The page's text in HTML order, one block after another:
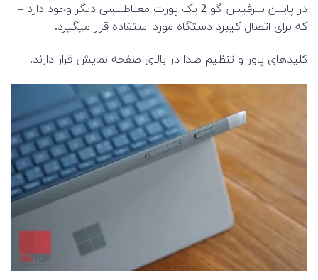
در پایین سرفیس گو 2 یک پورت مغناطیسی دیگر وجود دارد –
که برای اتصال کیبرد دستگاه مورد استفاده قرار میگیرد.
کلیدهای پاور و تنظیم صدا در بالای صفحه نمایش قرار دارند.